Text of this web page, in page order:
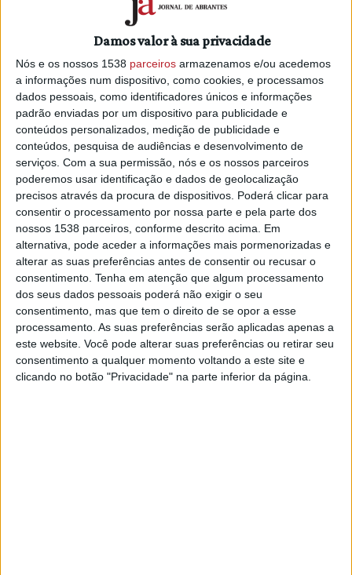
Damos valor à sua privacidade
Nós e os nossos 1538 parceiros armazenamos e/ou acedemos
a informações num dispositivo, como cookies, e processamos
dados pessoais, como identificadores únicos e informações
padrão enviadas por um dispositivo para publicidade e
conteúdos personalizados, medição de publicidade e
conteúdos, pesquisa de audiências e desenvolvimento de
serviços. Com a sua permissão, nós e os nossos parceiros
poderemos usar identificação e dados de geolocalização
precisos através da procura de dispositivos. Poderá clicar para
consentir o processamento por nossa parte e pela parte dos
nossos 1538 parceiros, conforme descrito acima. Em
alternativa, pode aceder a informações mais pormenorizadas e
alterar as suas preferências antes de consentir ou recusar o
consentimento. Tenha em atenção que algum processamento
dos seus dados pessoais poderá não exigir o seu
consentimento, mas que tem o direito de se opor a esse
processamento. As suas preferências serão aplicadas apenas a
este website. Você pode alterar suas preferências ou retirar seu
consentimento a qualquer momento voltando a este site e
clicando no botão "Privacidade" na parte inferior da página.
12/07/2024 às 10:11
Casa Xavier regressa à posse do
Município
10/03/2023 às 15:40